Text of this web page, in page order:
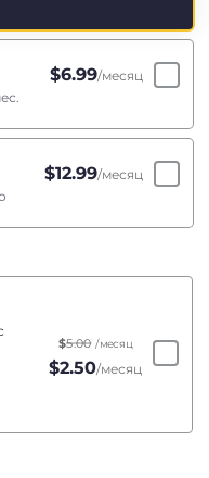
$6.99/месяц
$12.99/месяц
$5.00 /месяц
$2.50/месяц